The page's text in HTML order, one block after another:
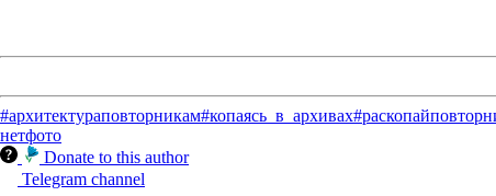
#архитектураповторникам#копаясь_в_архивах
нетфото
Donate to this author
Telegram channel